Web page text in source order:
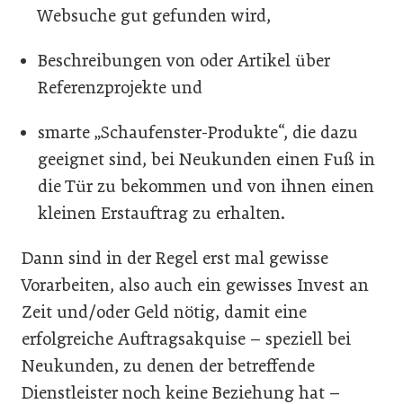
Websuche gut gefunden wird,
Beschreibungen von oder Artikel über
Referenzprojekte und
smarte „Schaufenster-Produkte“, die dazu
geeignet sind, bei Neukunden einen Fuß in
die Tür zu bekommen und von ihnen einen
kleinen Erstauftrag zu erhalten.
Dann sind in der Regel erst mal gewisse
Vorarbeiten, also auch ein gewisses Invest an
Zeit und/oder Geld nötig, damit eine
erfolgreiche Auftragsakquise – speziell bei
Neukunden, zu denen der betreffende
Dienstleister noch keine Beziehung hat –